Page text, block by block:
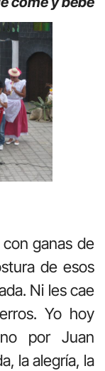
ganas de
de esos
Ni les cae
Yo hoy
por Juan
la alegría, la